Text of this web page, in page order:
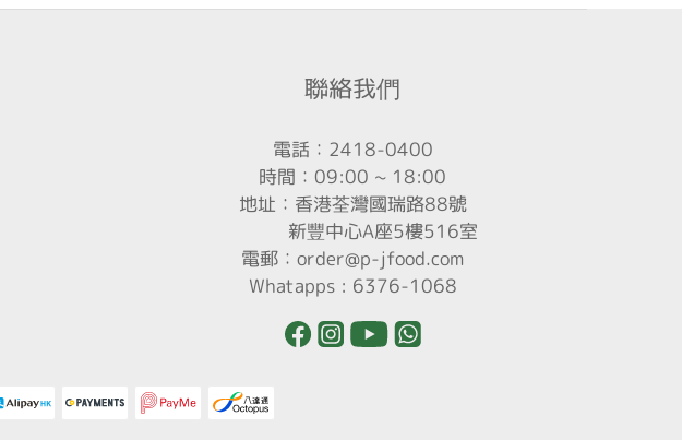
聯絡我們
電話：2418-0400
時間：09:00 ~ 18:00
地址：香港荃灣國瑞路88號
新豐中心A座5樓516室
電郵：order@p-jfood.com
Whatapps : 6376-1068